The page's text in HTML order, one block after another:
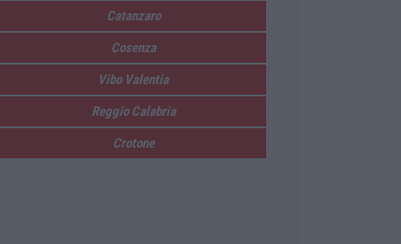
Catanzaro
Cosenza
Vibo Valentia
Reggio Calabria
Crotone